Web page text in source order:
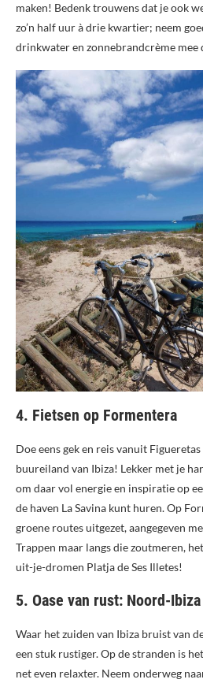
maken! Bedenk trouwens dat je ook
zo’n half uur à drie kwartier; neem
drinkwater en zonnebrandcrème mee
4. Fietsen op Formentera
Doe eens gek en reis vanuit
buureiland van Ibiza! Lekker met je
om daar vol energie en inspiratie op
de haven La Savina kunt huren. Op
groene routes uitgezet, aangegeven
Trappen maar langs die zoutmeren,
uit-je-dromen Platja de Ses Illetes!
5. Oase van rust: Noord-Ibiza
Waar het zuiden van Ibiza bruist van
een stuk rustiger. Op de stranden is
net even relaxter. Neem onderweg